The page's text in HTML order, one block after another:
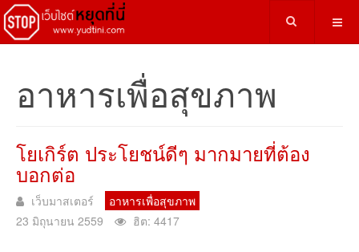
อาหารเพื่อสุขภาพ
โยเกิร์ต ประโยชน์ดีๆ มากมายที่ต้อง
บอกต่อ
เว็บมาสเตอร์
อาหารเพื่อสุขภาพ
23 มิถุนายน 2559
ฮิต: 4417